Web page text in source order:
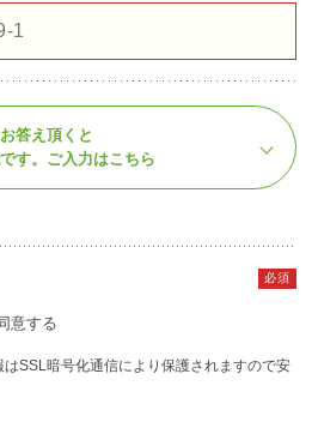
答え頂くと
す。 ご入力はこちら
必須
意する
はSSL暗号化通信により保護されますので安